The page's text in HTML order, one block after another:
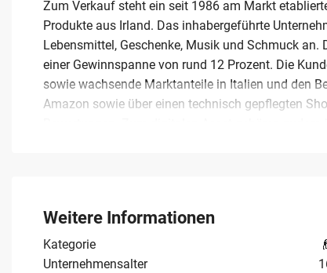
Zum Verkauf steht ein seit 1986 am Markt
Produkte aus Irland. Das inhabergeführte
Lebensmittel, Geschenke, Musik und Schmuck
einer Gewinnspanne von rund 12 Prozent. Die
sowie wachsende Marktanteile in Italien und den
Amazon sowie über einen technisch gepflegten
strategische Erweiterungen bestehender E-
Weitere Informationen
Kategorie
Unternehmensalter